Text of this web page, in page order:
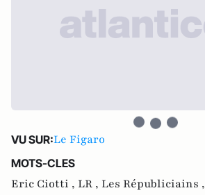
VU SUR:Le Figaro
MOTS-CLES
Eric Ciotti , LR , Les Républiciains ,